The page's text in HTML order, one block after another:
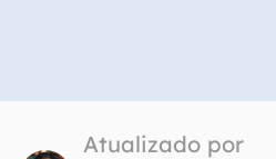
Atualizado por